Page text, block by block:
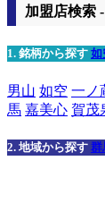
加盟店検索
1. 銘柄から探す 如
男山 如空 一ノ
馬 嘉美心 賀茂
2. 地域から探す 群